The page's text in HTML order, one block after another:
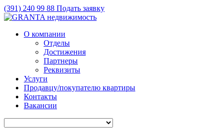
(391) 240 99 88 Подать заявку
О компании
Отделы
Достижения
Партнеры
Реквизиты
Услуги
Продавцу/покупателю квартиры
Контакты
Вакансии